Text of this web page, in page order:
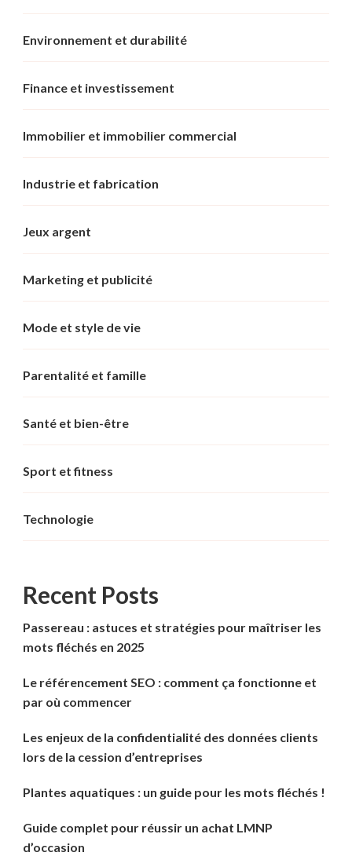
Environnement et durabilité
Finance et investissement
Immobilier et immobilier commercial
Industrie et fabrication
Jeux argent
Marketing et publicité
Mode et style de vie
Parentalité et famille
Santé et bien-être
Sport et fitness
Technologie
Recent Posts
Passereau : astuces et stratégies pour maîtriser les
mots fléchés en 2025
Le référencement SEO : comment ça fonctionne et
par où commencer
Les enjeux de la confidentialité des données clients
lors de la cession d’entreprises
Plantes aquatiques : un guide pour les mots fléchés !
Guide complet pour réussir un achat LMNP
d’occasion